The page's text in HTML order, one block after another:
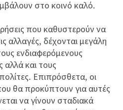
στο κοινό καλό.
που καθυστερούν να
αλλαγές, δέχονται μεγάλη
ενδιαφερόμενους
αλλά και τους
Επιπρόσθετα, οι
θα προκύπτουν για αυτές
να γίνουν σταδιακά